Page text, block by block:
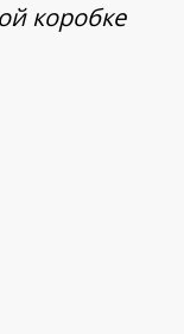
коробке